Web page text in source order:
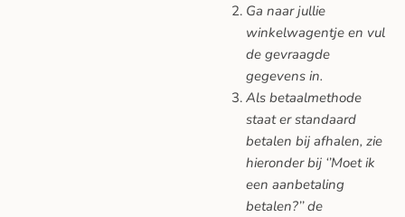
Ga naar jullie
winkelwagentje en vul
de gevraagde
gegevens in.
Als betaalmethode
staat er standaard
betalen bij afhalen, zie
hieronder bij ‘’Moet ik
een aanbetaling
betalen?’’ de